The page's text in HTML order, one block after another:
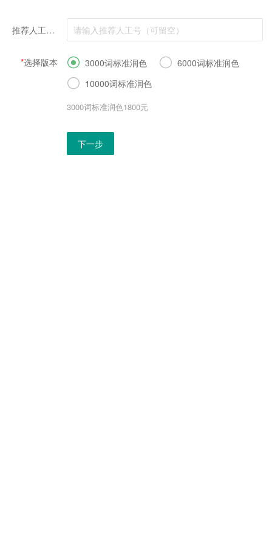
推荐人工号（可留空）
*选择版本  3000词标准润色  6000词标准润色
 10000词标准润色
3000词标准润色1800元
下一步